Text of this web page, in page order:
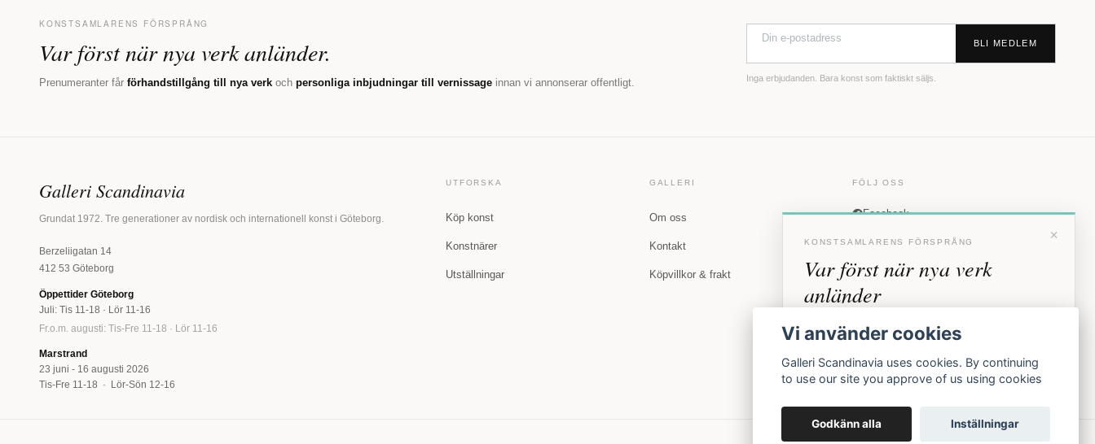
KONSTSAMLARENS FÖRSPRÅNG
Var först när nya verk anländer.
Prenumeranter får förhandstillgång till nya verk och personliga inbjudningar till vernissage innan vi annonserar offentligt.
BLI MEDLEM
Inga erbjudanden. Bara konst som faktiskt säljs.
Galleri Scandinavia
Grundat 1972. Tre generationer av nordisk och internationell konst i Göteborg.
Berzeliigatan 14
412 53 Göteborg
Öppettider Göteborg
Juli: Tis 11-18 · Lör 11-16
Fr.o.m. augusti: Tis-Fre 11-18 · Lör 11-16
Marstrand
23 juni - 16 augusti 2026
Tis-Fre 11-18 · Lör-Sön 12-16
UTFORSKA
Köp konst
Konstnärer
Utställningar
GALLERI
Om oss
Kontakt
Köpvillkor & frakt
FÖLJ OSS
Facebook
×
KONSTSAMLARENS FÖRSPRÅNG
Var först när nya verk
anländer
Förhandstillgång till nya verk och personliga
inbjudningar till vernissage, innan vi annonserar
offentligt.
Vi använder cookies
Galleri Scandinavia uses cookies. By continuing
to use our site you approve of us using cookies
Godkänn alla Inställningar